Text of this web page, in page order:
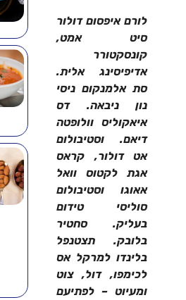
לורם איפסום דולור
סיט אמט,
קונסקטורר
אדיפיסינג אלית.
סת אלמנקום ניסי
נון ניבאה. דס
איאקוליס וולופטה
דיאם. וסטיבולום
אט דולור, קראס
אגת לקטוס וואל
אאוגו וסטיבולום
סוליסי טידום
בעליק. סחטיר
בלובק. תצטנפל
בלינדו למרקל אס
לכימפו, דול, צוט
ומעיוט – לפתיעם